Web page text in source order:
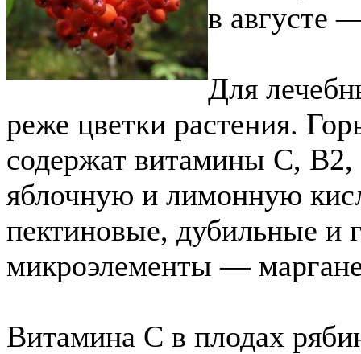
в августе
Для
реже цветки растения.
содержат витамины С,
яблочную и лимонную
пектиновые, дубильные и
микроэлементы —
Витамина С в плодах